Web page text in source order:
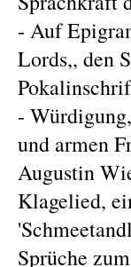
- Auf
Lords,, den
-
und armen
Augustin
Klagelied,
Sprüche